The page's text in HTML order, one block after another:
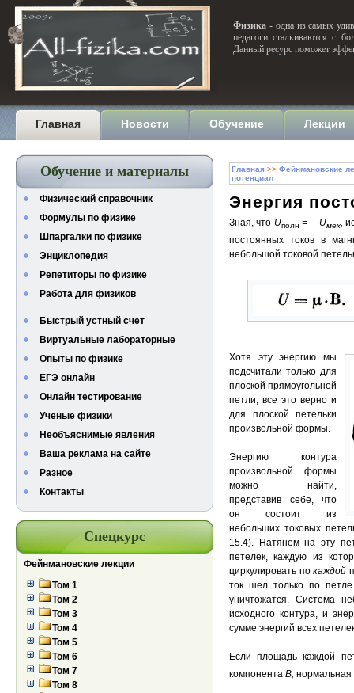
Физика - одна из самых
педагоги сталкиваются с
Данный ресурс поможет
Главная Новости Обучение Лекции
Обучение и материалы
Физический справочник
Формулы по физике
Шпаргалки по физике
Энциклопедия
Репетиторы по физике
Работа для физиков
Быстрый устный счет
Виртуальные лабораторные
Опыты по физике
ЕГЭ онлайн
Онлайн тестирование
Ученые физики
Необъяснимые явления
Ваша реклама на сайте
Разное
Контакты
Спецкурс
Фейнмановские лекции
Том 1
Том 2
Том 3
Том 4
Том 5
Том 6
Том 7
Том 8
Главная >> Фейнмановские
потенциал
Энергия
Зная, что Uполн = —Uмех,
постоянных токов в
небольшой токовой
Хотя эту энергию мы
подсчитали только для
плоской прямоугольной
петли, все это верно и
для плоской петельки
произвольной формы.
Энергию контура
произвольной формы
можно найти,
представив себе, что
он состоит из
небольших токовых
15.4). Натянем на эту
петелек, каждую из
циркулировать покаждой
ток шел только по
уничтожатся. Система
исходного контура, и
сумме энергий всех
Если площадь каждой
компонента В, нормальная